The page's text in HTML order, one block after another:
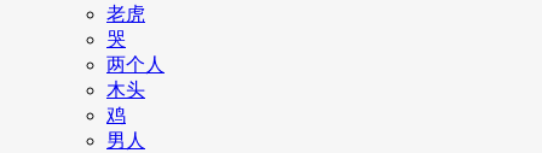
老虎
哭
两个人
木头
鸡
男人